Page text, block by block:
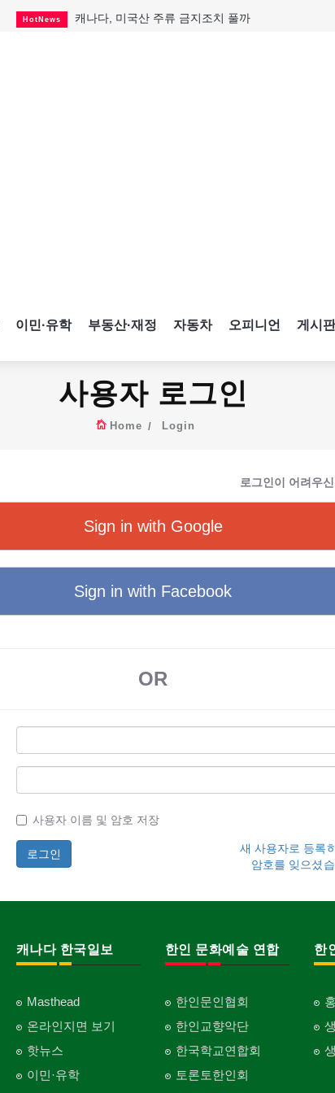
HotNews 캐나다, 미국산 주류 금지조치 풀까
이민·유학 부동산·재정 자동차 오피니언 게시판
사용자 로그인
Home Login
로그인이 어려우
Sign in with Google
Sign in with Facebook
OR
사용자 이름 및 암호 저장
새 사용자로 등록
암호를 잊으셨
캐나다 한국일보
Masthead
온라인지면 보기
핫뉴스
이민·유학
한인 문화예술 연합
한인문인협회
한인교향악단
한국학교연합회
토론토한인회
한